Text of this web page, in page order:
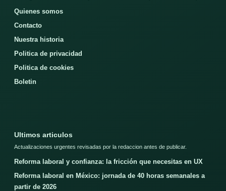
Quienes somos
Contacto
Nuestra historia
Politica de privacidad
Politica de cookies
Boletin
Ultimos articulos
Actualizaciones urgentes revisadas por la redaccion antes de publicar.
Reforma laboral y confianza: la fricción que necesitas en UX
Reforma laboral en México: jornada de 40 horas semanales a
partir de 2026